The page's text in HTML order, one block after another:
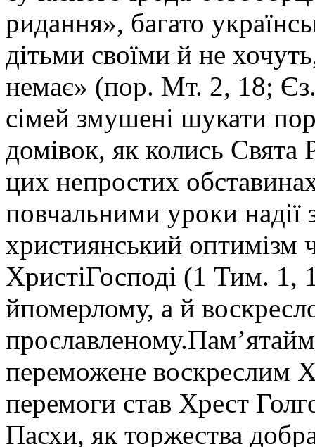
ридання», багато
дітьми своїми й не
немає» (пор. Мт. 2, 18;
сімей змушені шукати
домівок, як колись Свята
цих непростих
повчальними уроки надії
християнський оптимізм
ХристіГосподі (1 Тим. 1,
йпомерлому, а й
переможене воскреслим
перемоги став Хрест
Пасхи, як торжества